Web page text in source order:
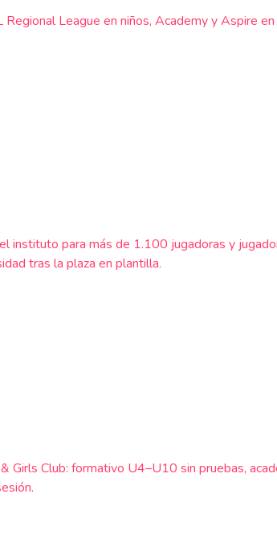
League en niños, Academy y Aspire
para más de 1.100 jugadoras y
tras la plaza en plantilla.
Club: formativo U4–U10 sin pruebas,